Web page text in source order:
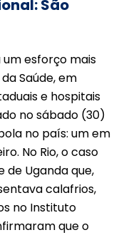
São
um esforço mais
Saúde, em
e hospitais
no sábado (30)
no país: um em
No Rio, o caso
Uganda que,
calafrios,
no Instituto
que o